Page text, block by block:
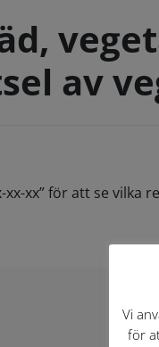
av
xx” för att se
Vi
för